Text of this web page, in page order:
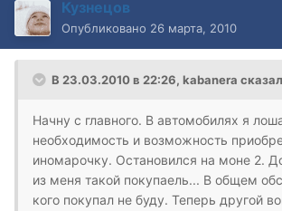
Кузнецов
Опубликовано 26 марта, 2010
В 23.03.2010 в 22:26, kabanera
Начну с главного. В автомобилях я
необходимость и возможность
иномарочку. Остановился на моне 2.
из меня такой покупаель... В общем
кого покупал не буду. Теперь другой